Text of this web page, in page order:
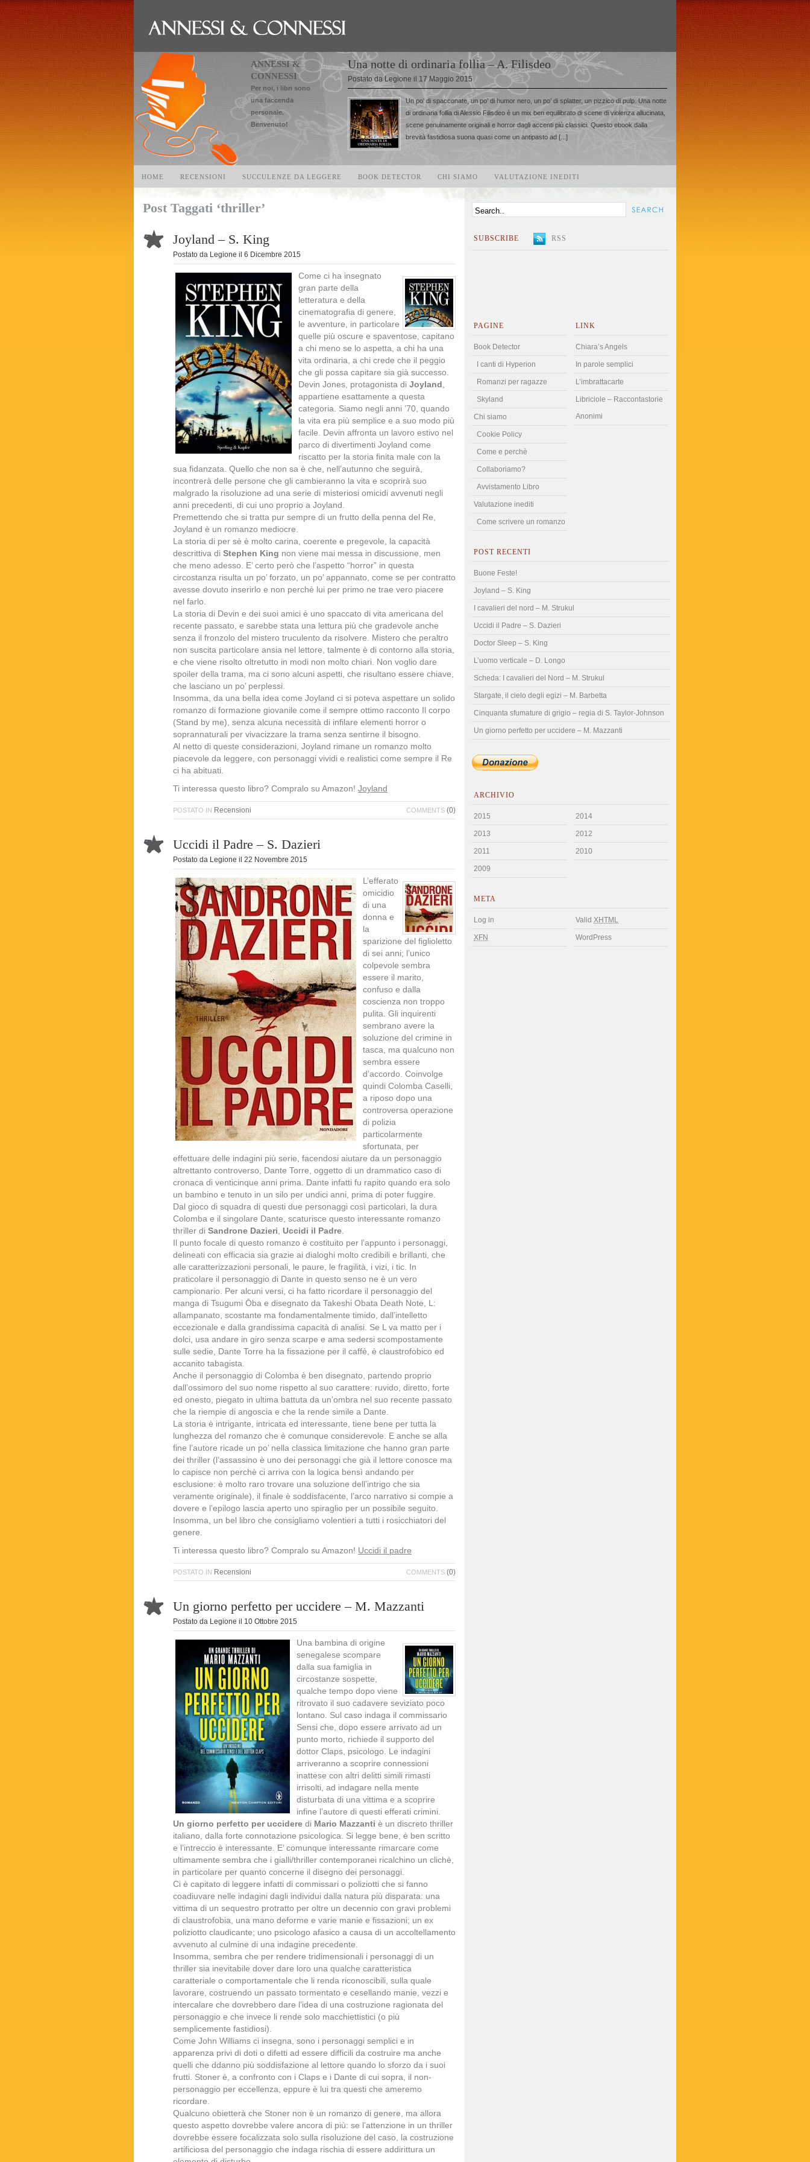
ANNESSI &
CONNESSI
Per noi, i libri sono
una faccenda
personale.
Benvenuto!
Una notte di ordinaria follia – A. Filisdeo
Postato daLegione il 17 Maggio 2015
Un po’ di spacconate, un po’ di humor nero, un po’ di splatter, un pizzico di pulp: Una notte
di ordinaria follia di Alessio Filisdeo è un mix ben equilibrato di scene di violenza allucinata,
scene genuinamente originali e horror dagli accenti più classici. Questo ebook dalla
brevità fastidiosa suona quasi come un antipasto ad [...]
HOME RECENSIONI SUCCULENZE DA LEGGERE BOOK DETECTOR CHI SIAMO VALUTAZIONE INEDITI
Post Taggati ‘thriller’
Joyland – S. King
Postato da Legione il 6 Dicembre 2015
Come ci ha insegnato
gran parte della
letteratura e della
cinematografia di genere,
le avventure, in particolare
quelle più oscure e spaventose, capitano
a chi meno se lo aspetta, a chi ha una
vita ordinaria, a chi crede che il peggio
che gli possa capitare sia già successo.
Devin Jones, protagonista di Joyland ,
appartiene esattamente a questa
categoria. Siamo negli anni ’70, quando
la vita era più semplice e a suo modo più
facile. Devin affronta un lavoro estivo nel
parco di divertimenti Joyland come
riscatto per la storia finita male con la
sua fidanzata. Quello che non sa è che, nell’autunno che seguirà,
incontrerà delle persone che gli cambieranno la vita e scoprirà suo
malgrado la risoluzione ad una serie di misteriosi omicidi avvenuti negli
anni precedenti, di cui uno proprio a Joyland.
Premettendo che si tratta pur sempre di un frutto della penna del Re,
Joyland è un romanzo mediocre.
La storia di per sè è molto carina, coerente e pregevole, la capacità
descrittiva di Stephen King non viene mai messa in discussione, men
che meno adesso. E’ certo però che l’aspetto “horror” in questa
circostanza risulta un po’ forzato, un po’ appannato, come se per contratto
avesse dovuto inserirlo e non perchè lui per primo ne trae vero piacere
nel farlo.
La storia di Devin e dei suoi amici è uno spaccato di vita americana del
recente passato, e sarebbe stata una lettura più che gradevole anche
senza il fronzolo del mistero truculento da risolvere. Mistero che peraltro
non suscita particolare ansia nel lettore, talmente è di contorno alla storia,
e che viene risolto oltretutto in modi non molto chiari. Non voglio dare
spoiler della trama, ma ci sono alcuni aspetti, che risultano essere chiave,
che lasciano un po’ perplessi.
Insomma, da una bella idea come Joyland ci si poteva aspettare un solido
romanzo di formazione giovanile come il sempre ottimo racconto Il corpo
(Stand by me), senza alcuna necessità di infilare elementi horror o
soprannaturali per vivacizzare la trama senza sentirne il bisogno.
Al netto di queste considerazioni, Joyland rimane un romanzo molto
piacevole da leggere, con personaggi vividi e realistici come sempre il Re
ci ha abituati.
Ti interessa questo libro? Compralo su Amazon! Joyland
POSTATO IN Recensioni COMMENTS (0)
Uccidi il Padre – S. Dazieri
Postato da Legione il 22 Novembre 2015
L’efferato
omicidio
di una
donna e
la
sparizione del figlioletto
di sei anni; l’unico
colpevole sembra
essere il marito,
confuso e dalla
coscienza non troppo
pulita. Gli inquirenti
sembrano avere la
soluzione del crimine in
tasca, ma qualcuno non
sembra essere
d’accordo. Coinvolge
quindi Colomba Caselli,
a riposo dopo una
controversa operazione
di polizia
particolarmente
sfortunata, per
effettuare delle indagini più serie, facendosi aiutare da un personaggio
altrettanto controverso, Dante Torre, oggetto di un drammatico caso di
cronaca di venticinque anni prima. Dante infatti fu rapito quando era solo
un bambino e tenuto in un silo per undici anni, prima di poter fuggire.
Dal gioco di squadra di questi due personaggi così particolari, la dura
Colomba e il singolare Dante, scaturisce questo interessante romanzo
thriller di Sandrone Dazieri, Uccidi il Padre.
Il punto focale di questo romanzo è costituito per l’appunto i personaggi,
delineati con efficacia sia grazie ai dialoghi molto credibili e brillanti, che
alle caratterizzazioni personali, le paure, le fragilità, i vizi, i tic. In
praticolare il personaggio di Dante in questo senso ne è un vero
campionario. Per alcuni versi, ci ha fatto ricordare il personaggio del
manga di Tsugumi Ōba e disegnato da Takeshi Obata Death Note, L:
allampanato, scostante ma fondamentalmente timido, dall’intelletto
eccezionale e dalla grandissima capacità di analisi. Se L va matto per i
dolci, usa andare in giro senza scarpe e ama sedersi scompostamente
sulle sedie, Dante Torre ha la fissazione per il caffè, è claustrofobico ed
accanito tabagista.
Anche il personaggio di Colomba è ben disegnato, partendo proprio
dall’ossimoro del suo nome rispetto al suo carattere: ruvido, diretto, forte
ed onesto, piegato in ultima battuta da un’ombra nel suo recente passato
che la riempie di angoscia e che la rende simile a Dante.
La storia è intrigante, intricata ed interessante, tiene bene per tutta la
lunghezza del romanzo che è comunque considerevole. E anche se alla
fine l’autore ricade un po’ nella classica limitazione che hanno gran parte
dei thriller (l’assassino è uno dei personaggi che già il lettore conosce ma
lo capisce non perchè ci arriva con la logica bensì andando per
esclusione: è molto raro trovare una soluzione dell’intrigo che sia
veramente originale), il finale è soddisfacente, l’arco narrativo si compie a
dovere e l’epilogo lascia aperto uno spiraglio per un possibile seguito.
Insomma, un bel libro che consigliamo volentieri a tutti i rosicchiatori del
genere.
Ti interessa questo libro? Compralo su Amazon! Uccidi il padre
POSTATO IN Recensioni COMMENTS (0)
Un giorno perfetto per uccidere – M. Mazzanti
Postato da Legione il 10 Ottobre 2015
Una bambina di origine
senegalese scompare
dalla sua famiglia in
circostanze sospette,
qualche tempo dopo viene
ritrovato il suo cadavere seviziato poco
lontano. Sul caso indaga il commissario
Sensi che, dopo essere arrivato ad un
punto morto, richiede il supporto del
dottor Claps, psicologo. Le indagini
arriveranno a scoprire connessioni
inattese con altri delitti simili rimasti
irrisolti, ad indagare nella mente
disturbata di una vittima e a scoprire
infine l’autore di questi efferati crimini.
Un giorno perfetto per uccidere di Mario Mazzanti è un discreto thriller
italiano, dalla forte connotazione psicologica. Si legge bene, è ben scritto
e l’intreccio è interessante. E’ comunque interessante rimarcare come
ultimamente sembra che i gialli/thriller contemporanei ricalchino un clichè,
in particolare per quanto concerne il disegno dei personaggi.
Ci è capitato di leggere infatti di commissari o poliziotti che si fanno
coadiuvare nelle indagini dagli individui dalla natura più disparata: una
vittima di un sequestro protratto per oltre un decennio con gravi problemi
di claustrofobia, una mano deforme e varie manie e fissazioni; un ex
poliziotto claudicante; uno psicologo afasico a causa di un accoltellamento
avvenuto al culmine di una indagine precedente.
Insomma, sembra che per rendere tridimensionali i personaggi di un
thriller sia inevitabile dover dare loro una qualche caratteristica
caratteriale o comportamentale che li renda riconoscibili, sulla quale
lavorare, costruendo un passato tormentato e cesellando manie, vezzi e
intercalare che dovrebbero dare l’idea di una costruzione ragionata del
personaggio e che invece li rende solo macchiettistici (o più
semplicemente fastidiosi).
Come John Williams ci insegna, sono i personaggi semplici e in
apparenza privi di doti o difetti ad essere difficili da costruire ma anche
quelli che ddanno più soddisfazione al lettore quando lo sforzo da i suoi
frutti. Stoner è, a confronto con i Claps e i Dante di cui sopra, il non-
personaggio per eccellenza, eppure è lui tra questi che ameremo
ricordare.
Qualcuno obietterà che Stoner non è un romanzo di genere, ma allora
questo aspetto dovrebbe valere ancora di più: se l’attenzione in un thriller
dovrebbe essere focalizzata solo sulla risoluzione del caso, la costruzione
artificiosa del personaggio che indaga rischia di essere addirittura un
SUBSCRIBE RSS
PAGINE
Book Detector
I canti di Hyperion
Romanzi per ragazze
Skyland
Chi siamo
Cookie Policy
Come e perchè
Collaboriamo?
Avvistamento Libro
Valutazione inediti
Come scrivere un romanzo
LINK
Chiara’s Angels
In parole semplici
L’imbrattacarte
Libriciole – Raccontastorie
Anonimi
POST RECENTI
Buone Feste!
Joyland – S. King
I cavalieri del nord – M. Strukul
Uccidi il Padre – S. Dazieri
Doctor Sleep – S. King
L’uomo verticale – D. Longo
Scheda: I cavalieri del Nord – M. Strukul
Stargate, il cielo degli egizi – M. Barbetta
Cinquanta sfumature di grigio – regia di S. Taylor-Johnson
Un giorno perfetto per uccidere – M. Mazzanti
ARCHIVIO
2015 2014
2013 2012
2011 2010
2009
META
Log in Valid XHTML
XFN WordPress